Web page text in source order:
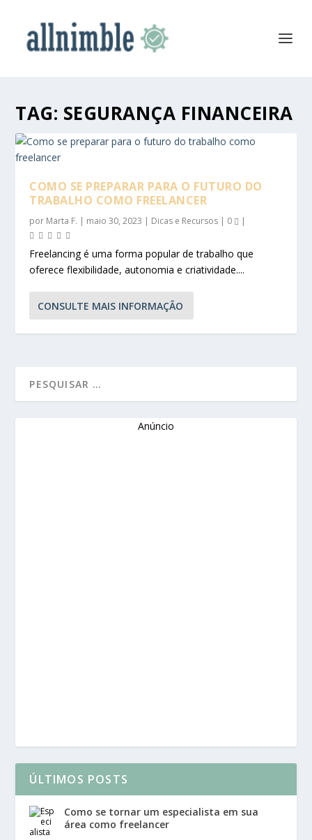
TAG: SEGURANÇA FINANCEIRA
COMO SE PREPARAR PARA O FUTURO DO
TRABALHO COMO FREELANCER
por Marta F. | maio 30, 2023 | Dicas e Recursos | 0 |
Freelancing é uma forma popular de trabalho que
oferece flexibilidade, autonomia e criatividade....
CONSULTE MAIS INFORMAÇÃO
Anúncio
ÚLTIMOS POSTS
Como se tornar um especialista em sua
área como freelancer